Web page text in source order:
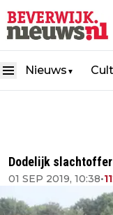
Nieuws ▼
Dodelijk
01 SEP 2019, 10:38•